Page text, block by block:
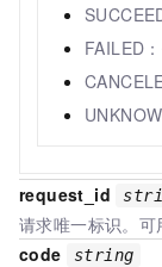
FAILED
request_id
请求唯一标识。可
code
string